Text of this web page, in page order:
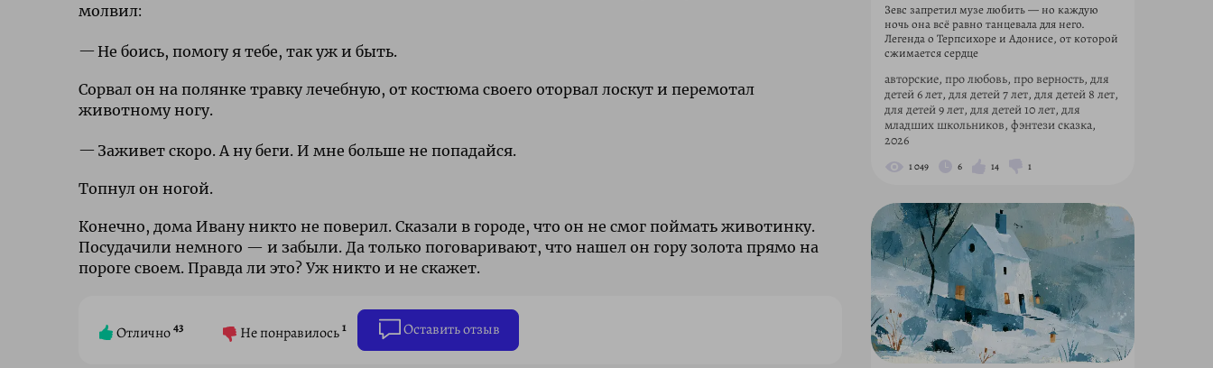
молвил:
Не боись, помогу я тебе, так уж и быть.
Сорвал он на полянке травку лечебную, от костюма своего оторвал лоскут и перемотал
животному ногу.
Заживет скоро. А ну беги. И мне больше не попадайся.
Топнул он ногой.
Конечно, дома Ивану никто не поверил. Сказали в городе, что он не смог поймать животинку.
Посудачили немного — и забыли. Да только поговаривают, что нашел он гору золота прямо на
пороге своем. Правда ли это? Уж никто и не скажет.
Отлично43 Не понравилось1 Оставить отзыв
Зевс запретил музе любить — но каждую
ночь она всё равно танцевала для него.
Легенда о Терпсихоре и Адонисе, от которой
сжимается сердце
авторские, про любовь, про верность, для
детей 6 лет, для детей 7 лет, для детей 8 лет,
для детей 9 лет, для детей 10 лет, для
младших школьников, фэнтези сказка,
2026
1 049 6 14 1